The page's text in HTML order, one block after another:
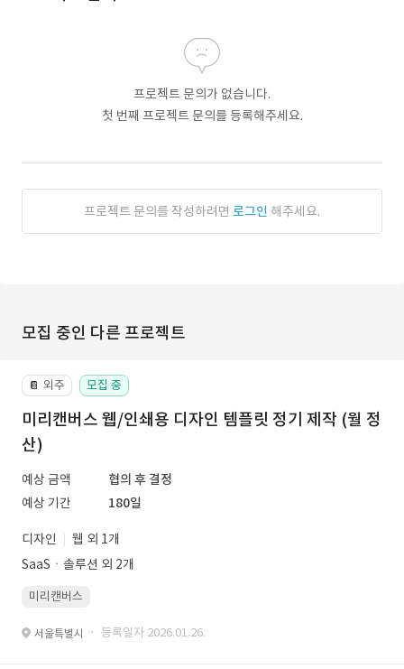
프로젝트 문의가 없습니다.
첫 번째 프로젝트 문의를 등록해주세요.
프로젝트 문의를 작성하려면 로그인 해주세요.
모집 중인 다른 프로젝트
📔 외주 모집 중
미리캔버스 웹/인쇄용 디자인 템플릿 정기 제작 (월 정
산)
예상 금액
협의 후 결정
예상 기간
180일
디자인
웹 외 1개
SaaSㆍ솔루션 외 2개
미리캔버스
서울특별시 · 등록일자 2026.01.26.